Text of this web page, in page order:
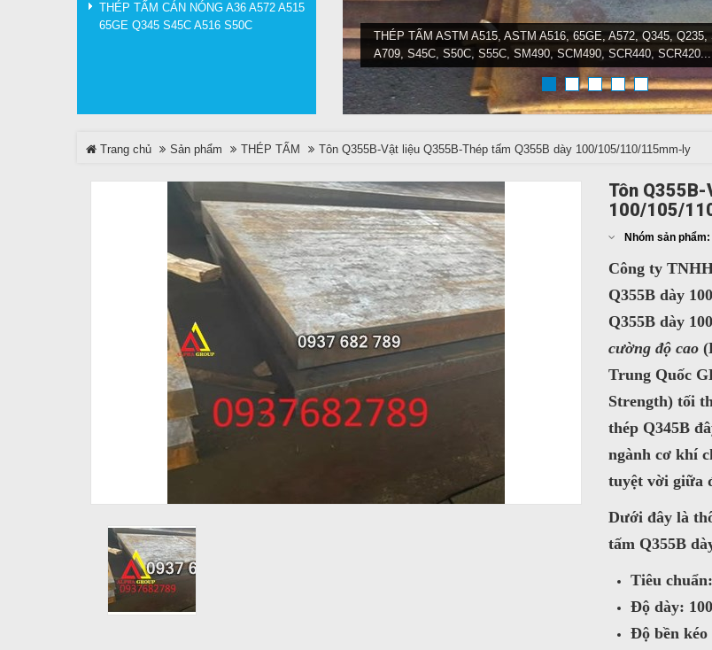
THÉP TẤM CÁN NÓNG A36 A572 A515
65GE Q345 S45C A516 S50C
THÉP TẤM ASTM A515, ASTM A516, 65GE, A572, Q345, Q235,
A709, S45C, S50C, S55C, SM490, SCM490, SCR440, SCR420...
Trang chủ Sản phẩm THÉP TẤM Tôn Q355B-Vật liệu Q355B-Thép tấm Q355B dày 100/105/110/115mm-ly
Tôn
100/105/
Nhóm sản phẩm:
Công ty
Q355B dày
Q355B dày
cường độ cao
Trung Quốc
Strength) tối
thép Q345B
ngành cơ khí
tuyệt vời giữa
Dưới đây là
tấm Q355B
Tiêu
Độ dày:
Độ bền kéo